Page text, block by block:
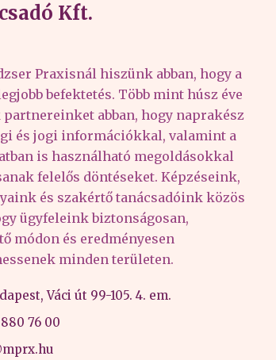
Kft.
Praxisnál hiszünk abban, hogy a
befektetés. Több mint húsz éve
abban, hogy naprakész
és jogi információkkal, valamint a
is használható megoldásokkal
felelős döntéseket. Képzéseink,
és szakértő tanácsadóink közös
ügyfeleink biztonságosan,
módon és eredményesen
minden területen.
Váci út 99-105. 4. em.
880 76 00